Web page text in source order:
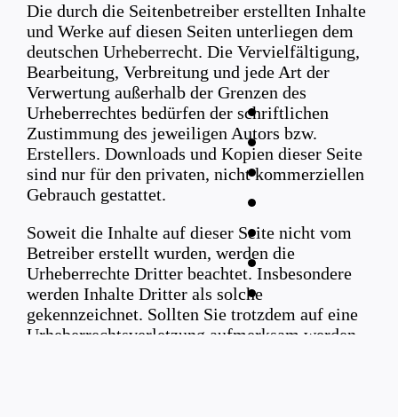
Die durch die Seitenbetreiber erstellten Inhalte
und Werke auf diesen Seiten unterliegen dem
deutschen Urheberrecht. Die Vervielfältigung,
Bearbeitung, Verbreitung und jede Art der
Verwertung außerhalb der Grenzen des
Urheberrechtes bedürfen der schriftlichen
Zustimmung des jeweiligen Autors bzw.
Erstellers. Downloads und Kopien dieser Seite
sind nur für den privaten, nicht kommerziellen
Gebrauch gestattet.
Soweit die Inhalte auf dieser Seite nicht vom
Betreiber erstellt wurden, werden die
Urheberrechte Dritter beachtet. Insbesondere
werden Inhalte Dritter als solche
gekennzeichnet. Sollten Sie trotzdem auf eine
Urheberrechtsverletzung aufmerksam werden,